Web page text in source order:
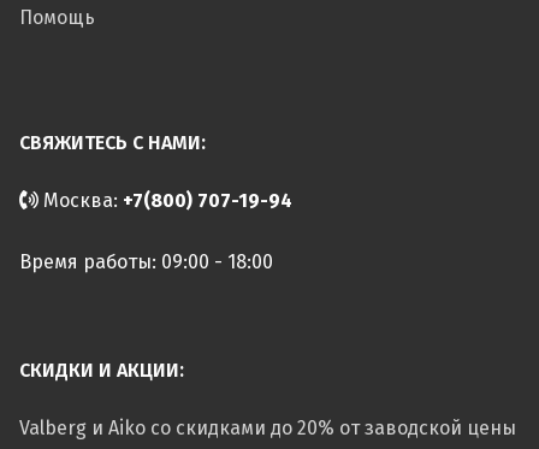
Помощь
СВЯЖИТЕСЬ С НАМИ:
Москва: +7(800) 707-19-94
Время работы: 09:00 - 18:00
СКИДКИ И АКЦИИ:
Valberg и Aiko со скидками до 20% от заводской цены